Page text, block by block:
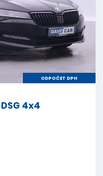
ODPOČET DPH
4x4